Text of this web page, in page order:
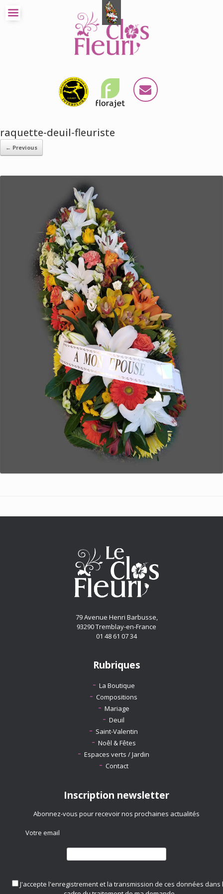
raquette-deuil-fleuriste
← Previous
79 Avenue Henri Barbusse,
93290 Tremblay-en-France
01 48 61 07 34
Rubriques
La Boutique
Compositions
Mariage
Deuil
Saint-Valentin
Noêl & Fêtes
Espaces verts / Jardin
Contact
Inscription newsletter
Abonnez-vous pour recevoir nos prochaines actualités
Votre email
J'accepte l'enregistrement et la transmission de ces données dans